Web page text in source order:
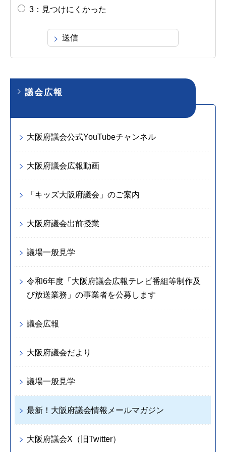
3：見つけにくかった
議会広報
大阪府議会公式YouTubeチャンネル
大阪府議会広報動画
「キッズ大阪府議会」のご案内
大阪府議会出前授業
議場一般見学
令和6年度「大阪府議会広報テレビ番組等制作及
び放送業務」の事業者を公募します
議会広報
大阪府議会だより
議場一般見学
最新！大阪府議会情報メールマガジン
大阪府議会X（旧Twitter）